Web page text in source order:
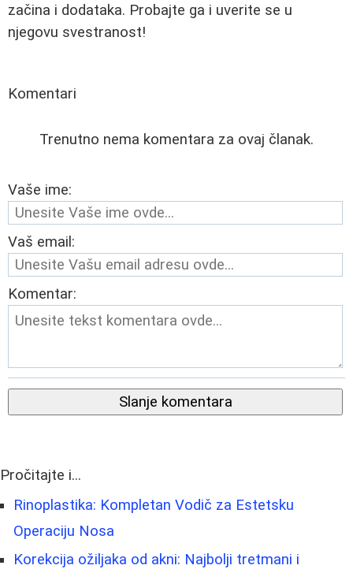
začina i dodataka. Probajte ga i uverite se u
njegovu svestranost!
Komentari
Trenutno nema komentara za ovaj članak.
Vaše ime:
Vaš email:
Komentar:
Slanje komentara
Pročitajte i...
Rinoplastika: Kompletan Vodič za Estetsku
Operaciju Nosa
Korekcija ožiljaka od akni: Najbolji tretmani i